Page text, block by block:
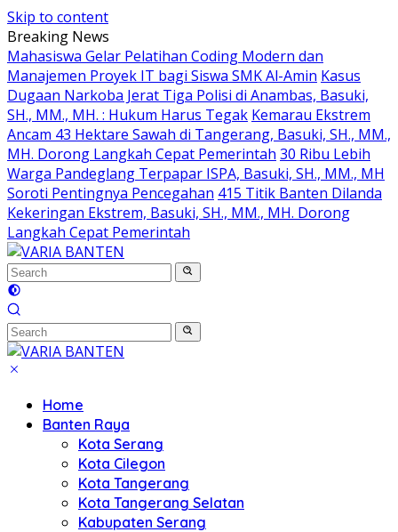
Skip to content
Breaking News
Mahasiswa Gelar Pelatihan Coding Modern dan
Manajemen Proyek IT bagi Siswa SMK Al-Amin Kasus
Dugaan Narkoba Jerat Tiga Polisi di Anambas, Basuki,
SH., MM., MH. : Hukum Harus Tegak Kemarau Ekstrem
Ancam 43 Hektare Sawah di Tangerang, Basuki, SH., MM.,
MH. Dorong Langkah Cepat Pemerintah 30 Ribu Lebih
Warga Pandeglang Terpapar ISPA, Basuki, SH., MM., MH
Soroti Pentingnya Pencegahan 415 Titik Banten Dilanda
Kekeringan Ekstrem, Basuki, SH., MM., MH. Dorong
Langkah Cepat Pemerintah
Home
Banten Raya
Kota Serang
Kota Cilegon
Kota Tangerang
Kota Tangerang Selatan
Kabupaten Serang